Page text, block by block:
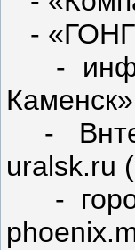
-
-
-
uralsk.ru
-